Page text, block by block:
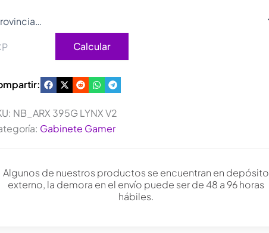
Calcular
NB_ARX 395G LYNX V2
Gabinete Gamer
Algunos de nuestros productos se encuentran en depósito
externo, la demora en el envío puede ser de 48 a 96 horas
hábiles.